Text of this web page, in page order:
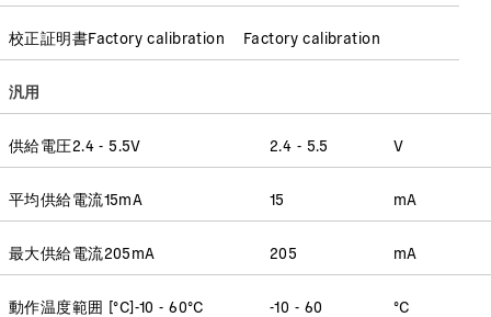
校正証明書Factory calibration Factory calibration
汎用
供給電圧2.4 - 5.5V 2.4 - 5.5 V
平均供給電流15mA 15 mA
最大供給電流205mA 205 mA
動作温度範囲 [°C]-10 - 60°C -10 - 60 °C